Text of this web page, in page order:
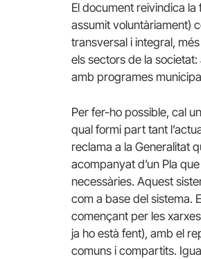
El document reivindica
assumit voluntàriament)
transversal i integral,
els sectors de la societat:
amb programes
Per fer-ho possible, cal
qual formi part tant
reclama a la Generalitat
acompanyat d’un Pla
necessàries. Aquest
com a base del sistema.
començant per les
ja ho està fent), amb el
comuns i compartits.